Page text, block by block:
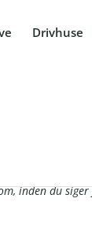
Drivhuse
inden du